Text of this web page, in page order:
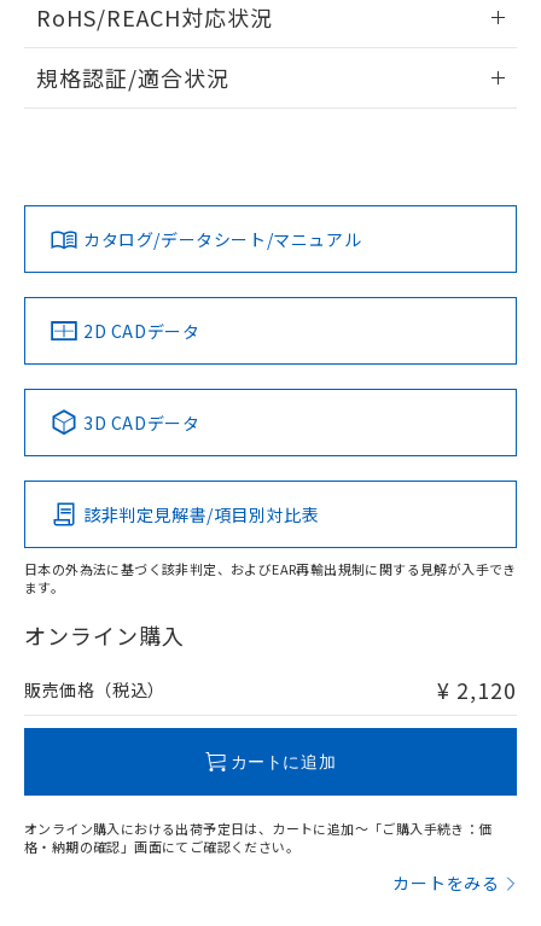
ドすることができます。
ログイン/会員登録
ダウンロードデータをご利用いただく前に、以下を必ずお読
みください。
ソフトウェアの使用条件
RoHS/REACH対応状況
EU RoHS 注意事項・凡例
対応済み
中国 RoHS 注意事項・凡例
Pb Hg Cd Cr(VI)
O
在庫等で未対応品が混在する可能性があります。
問い合わせください。
規格認証/適合状況
カタログ/データシート/マニュアル
2D CADデータ
3D CADデータ
該非判定見解書/項目別対比表
日本の外為法に基づく該非判定、およびEAR再輸出規制に関する見解が入手でき
ます。
オンライン購入
販売価格（税込） ¥ 2,120
カートに追加
オンライン購入における出荷予定日は、カートに追加～「ご購入手続き：価
格・納期の確認」画面にてご確認ください。
カートをみる
物質の対応では、対応完了までの期間は出
荷製品に未対応品が混在することから備考
欄に対応日を記載しておりました。
既に当社にて対応品への在庫切替を完了